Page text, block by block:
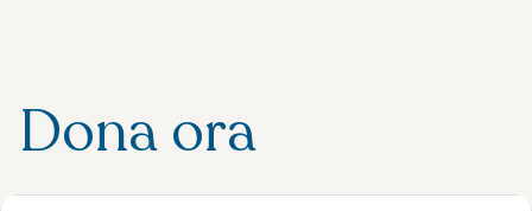
Dona ora